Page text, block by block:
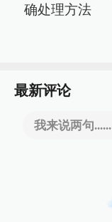
确处理方法
最新评论
我来说两句......